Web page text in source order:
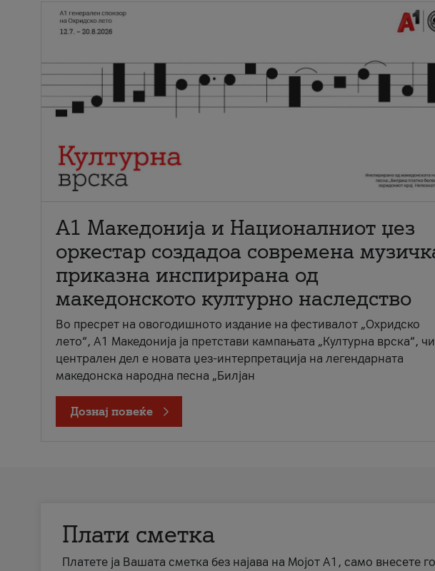
А1 Македонија и Националниот џез
оркестар создадоа современа
приказна инспирирана од
македонското културно наследство
Во пресрет на овогодишното издание на фестивалот „Охридско
лето“, А1 Македонија ја претстави кампањата „Културна врска“,
централен дел е новата џез-интерпретација на легендарната
македонска народна песна „Билјан
Дознај повеќе
Плати сметка
Платете ја Вашата сметка без најава на Мојот А1, само внесете го